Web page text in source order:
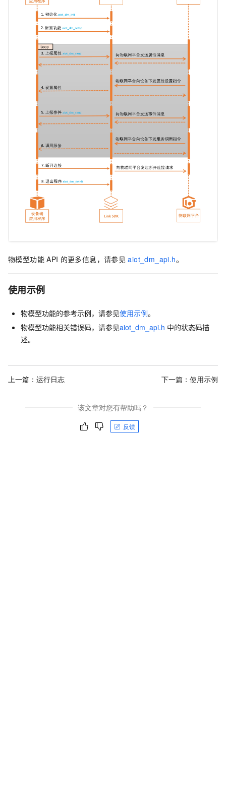
物模型功能 API 的更多信息，请参见 aiot_dm_api.h。
使用示例
物模型功能的参考示例，请参见使用示例。
物模型功能相关错误码，请参见aiot_dm_api.h 中的状态码描
述。
上一篇： 运行日志 下一篇： 使用示例
该文章对您有帮助吗？
反馈